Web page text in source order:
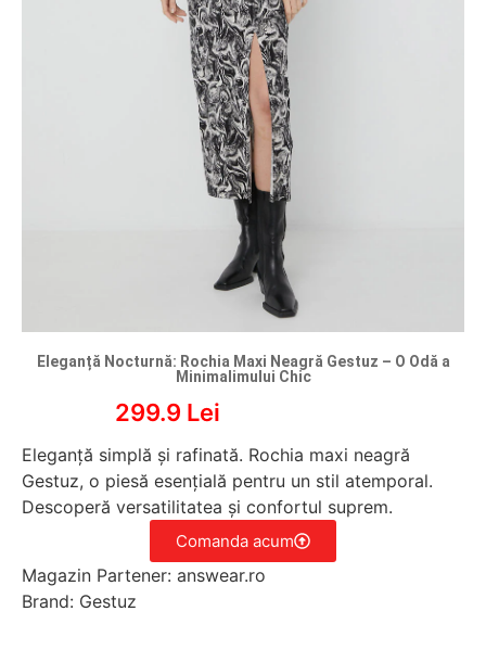
Eleganță Nocturnă: Rochia Maxi Neagră Gestuz – O Odă a
Minimalimului Chic
299.9 Lei
Eleganță simplă și rafinată. Rochia maxi neagră
Gestuz, o piesă esențială pentru un stil atemporal.
Descoperă versatilitatea și confortul suprem.
Comanda acum
Magazin Partener: answear.ro
Brand: Gestuz